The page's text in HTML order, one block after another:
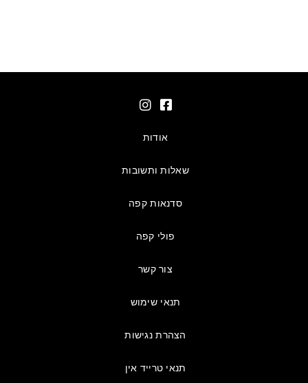
אודות
שאלות ותשובות
סדנאות קפה
פולי קפה
צור קשר
תנאי שימוש
הצהרת נגישות
תנאי טרייד אין